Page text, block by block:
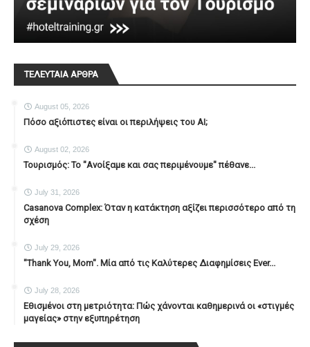
ΤΕΛΕΥΤΑΙΑ ΑΡΘΡΑ
August 05, 2026
Πόσο αξιόπιστες είναι οι περιλήψεις του ΑΙ;
August 02, 2026
Τουρισμός: Το "Ανοίξαμε και σας περιμένουμε" πέθανε...
July 31, 2026
Casanova Complex: Όταν η κατάκτηση αξίζει περισσότερο από τη
σχέση
July 29, 2026
"Thank You, Mοm". Μία από τις Καλύτερες Διαφημίσεις Ever...
July 28, 2026
Εθισμένοι στη μετριότητα: Πώς χάνονται καθημερινά οι «στιγμές
μαγείας» στην εξυπηρέτηση